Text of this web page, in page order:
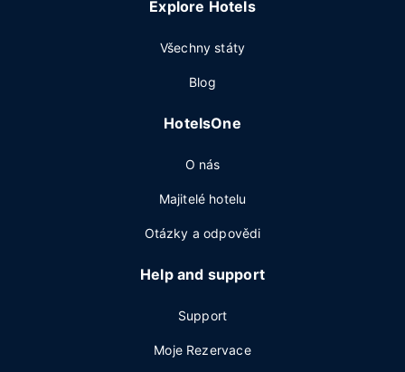
Explore Hotels
Všechny státy
Blog
HotelsOne
O nás
Majitelé hotelu
Otázky a odpovědi
Help and support
Support
Moje Rezervace